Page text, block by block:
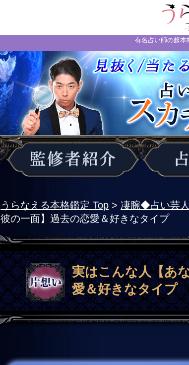
有名占い師の超本
うらなえる本格鑑定 Top > 凄腕◆占い芸
彼の一面】過去の恋愛＆好きなタイプ
実はこんな人【あ
愛＆好きなタイプ